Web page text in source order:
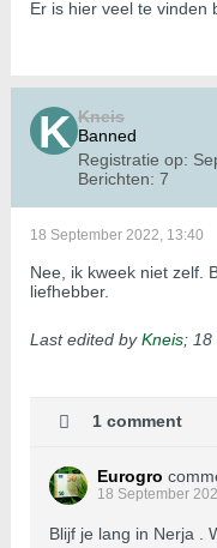
Er is hier veel te vinden
Kneis
Banned
Registratie op:
Berichten: 7
18 September 2022, 13:40
Nee, ik kweek niet zelf.
liefhebber.
Last edited byKneis;
1 comment
Eurogro
18 September
Blijf je lang in Nerja .